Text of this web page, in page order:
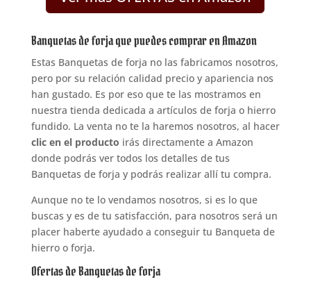
Banquetas de forja que puedes comprar en Amazon
Estas Banquetas de forja no las fabricamos nosotros,
pero por su relación calidad precio y apariencia nos
han gustado. Es por eso que te las mostramos en
nuestra tienda dedicada a artículos de forja o hierro
fundido. La venta no te la haremos nosotros, al hacer
clic en el producto irás directamente a Amazon
donde podrás ver todos los detalles de tus
Banquetas de forja y podrás realizar allí tu compra.
Aunque no te lo vendamos nosotros, si es lo que
buscas y es de tu satisfacción, para nosotros será un
placer haberte ayudado a conseguir tu Banqueta de
hierro o forja.
Ofertas de Banquetas de forja